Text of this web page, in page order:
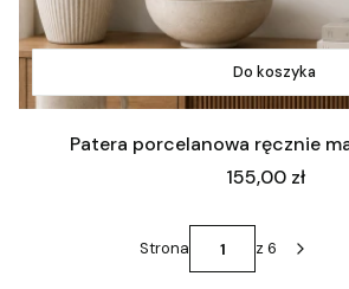
Do koszyka
Patera porcelanowa ręcznie
Cena
155,00 zł
Strona z 6